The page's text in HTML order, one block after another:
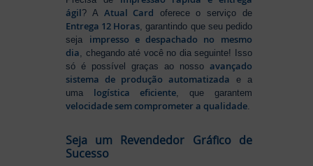
ágil? A Atual Card oferece o serviço de
Entrega 12 Horas, garantindo que seu pedido
seja impresso e despachado no mesmo
dia, chegando até você no dia seguinte! Isso
só é possível graças ao nosso avançado
sistema de produção automatizada e a
uma logística eficiente, que garantem
velocidade sem comprometer a qualidade.
Seja um Revendedor Gráfico de
Sucesso